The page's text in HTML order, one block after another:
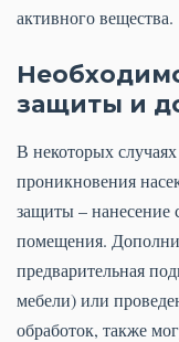
активного вещества.
защиты и
В некоторых
проникновения
защиты – нанесение
помещения.
предварительная
мебели) или
обработок, также